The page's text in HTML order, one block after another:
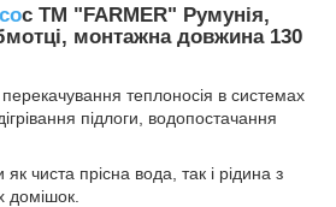
с ТМ "FARMER" Румунія,
монтажна довжина 130
теплоносія в системах
підлоги, водопостачання
чиста прісна вода, так і рідина з
домішок.